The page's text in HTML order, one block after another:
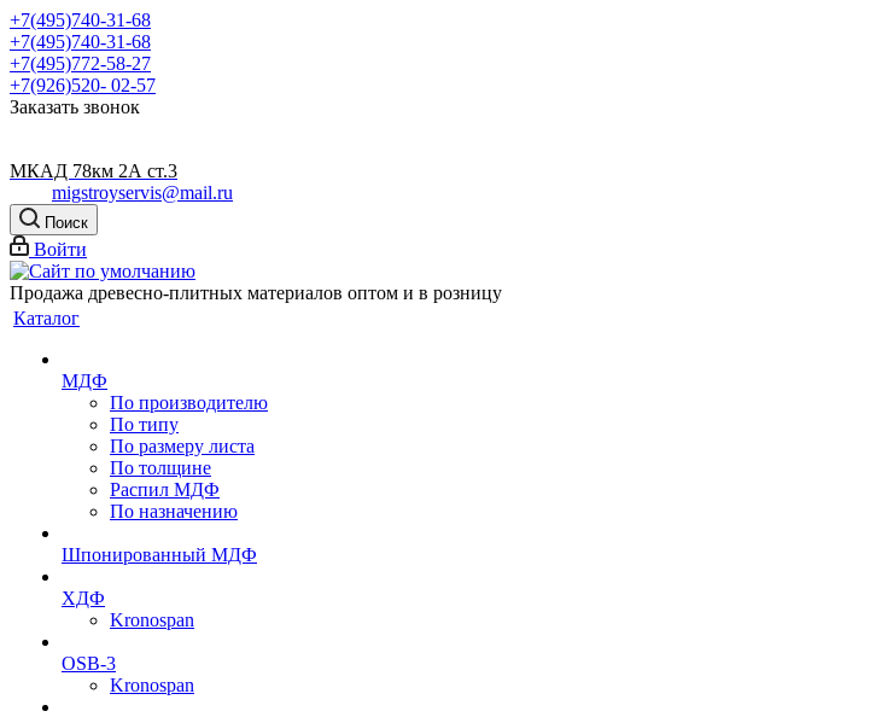
+7(495)740-31-68
+7(495)740-31-68
+7(495)772-58-27
+7(926)520- 02-57
Заказать звонок
МКАД 78км 2А ст.3
migstroyservis@mail.ru
Поиск
Войти
Продажа древесно-плитных материалов оптом и в розницу
Каталог
МДФ
По производителю
По типу
По размеру листа
По толщине
Распил МДФ
По назначению
Шпонированный МДФ
ХДФ
Kronospan
OSB-3
Kronospan